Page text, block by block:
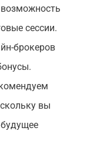
сессии.
брокеров
вы